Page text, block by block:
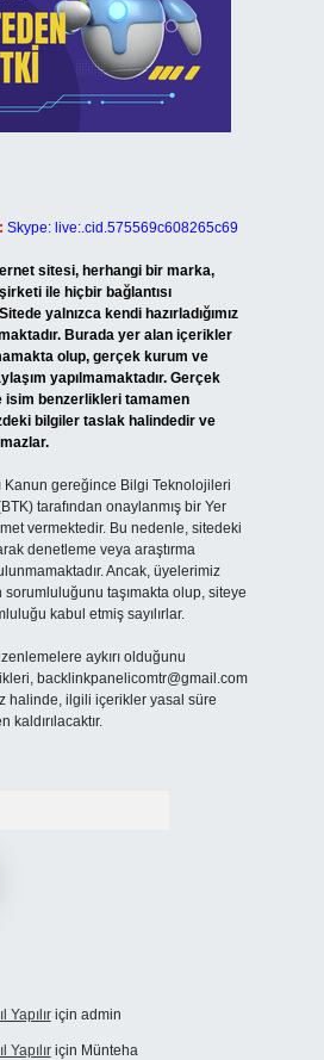
Skype: live:.cid.575569c608265c69
sitesi, herhangi bir marka,
ile hiçbir bağlantısı
yalnızca kendi hazırladığımız
Burada yer alan içerikler
olup, gerçek kurum ve
yapılmamaktadır. Gerçek
isim benzerlikleri tamamen
bilgiler taslak halindedir ve
Kanun gereğince Bilgi Teknolojileri
tarafından onaylanmış bir Yer
vermektedir. Bu nedenle, sitedeki
denetleme veya araştırma
Ancak, üyelerimiz
sorumluluğunu taşımakta olup, siteye
kabul etmiş sayılırlar.
aykırı olduğunu
backlinkpanelicomtr@gmail.com
halinde, ilgili içerikler yasal süre
kaldırılacaktır.
Yapılıriçin admin
Yapılıriçin Münteha